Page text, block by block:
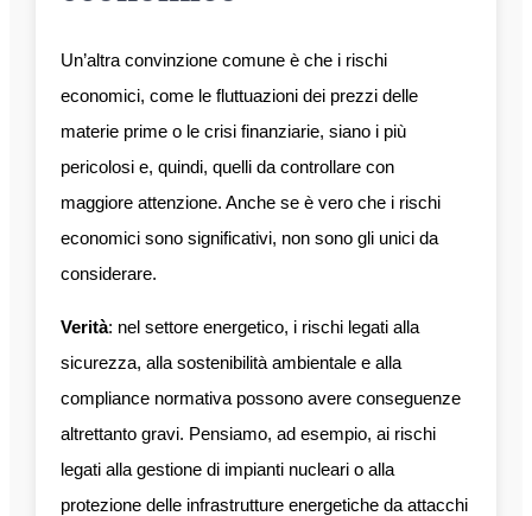
Un’altra convinzione comune è che i rischi
economici, come le fluttuazioni dei prezzi delle
materie prime o le crisi finanziarie, siano i più
pericolosi e, quindi, quelli da controllare con
maggiore attenzione. Anche se è vero che i rischi
economici sono significativi, non sono gli unici da
considerare.
Verità: nel settore energetico, i rischi legati alla
sicurezza, alla sostenibilità ambientale e alla
compliance normativa possono avere conseguenze
altrettanto gravi. Pensiamo, ad esempio, ai rischi
legati alla gestione di impianti nucleari o alla
protezione delle infrastrutture energetiche da attacchi